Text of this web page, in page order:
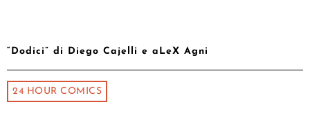
“Dodici” di Diego Cajelli e aLeX Agni
24 HOUR COMICS